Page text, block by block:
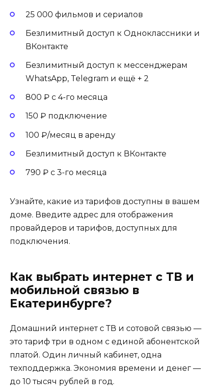
25 000 фильмов и сериалов
Безлимитный доступ к Одноклассники и
ВКонтакте
Безлимитный доступ к мессенджерам
WhatsApp, Telegram и ещё + 2
800 ₽ с 4-го месяца
150 ₽ подключение
100 ₽/месяц в аренду
Безлимитный доступ к ВКонтакте
790 ₽ с 3-го месяца
Узнайте, какие из тарифов доступны в вашем
доме. Введите адрес для отображения
провайдеров и тарифов, доступных для
подключения.
Как выбрать интернет с ТВ и
мобильной связью в
Екатеринбурге?
Домашний интернет с ТВ и сотовой связью —
это тариф три в одном с единой абонентской
платой. Один личный кабинет, одна
техподдержка. Экономия времени и денег —
до 10 тысяч рублей в год.